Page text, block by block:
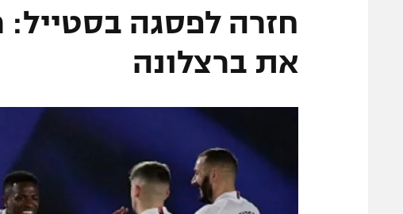
"מעל הליגה" – פודקאסט
"מחצית בשכונה" – פודקאסט
תקנון משתתפים וזוכים בפרסים
תקנון עבור פעילות אלקטרה
תקנון עבור פעילות ספורט 1 – "מרלן"
נבחרת ישראל
מכבי חיפה
הפועל תל אביב
הפועל חיפה
מכבי נתניה
בני יהודה
את ברצלונה